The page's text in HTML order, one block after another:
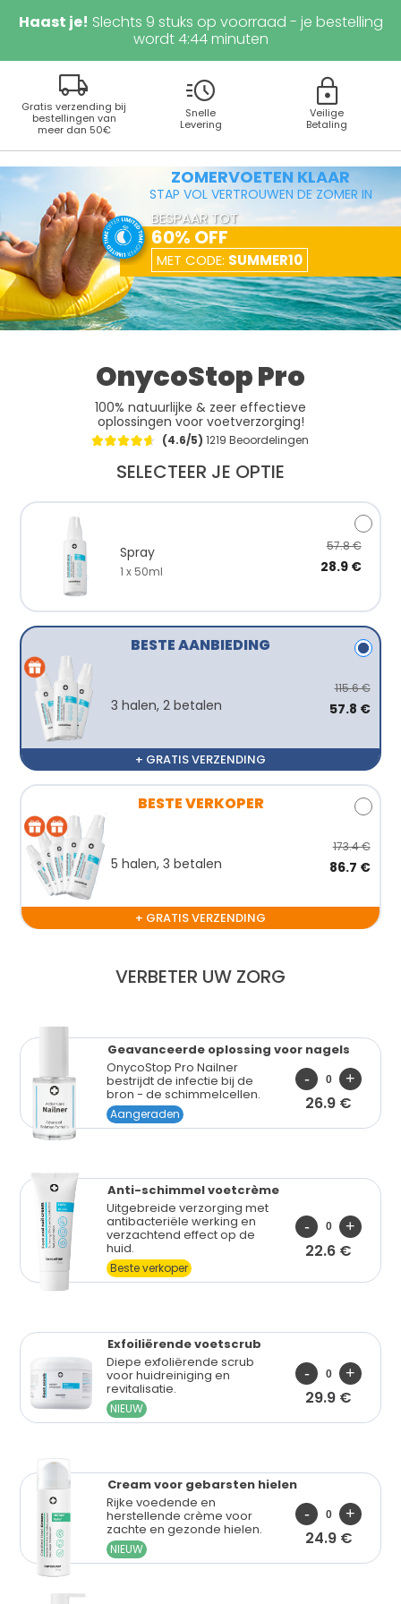
Haast je! Slechts 9 stuks op voorraad - je bestelling
wordt 4:44minuten
Gratis verzending bij
bestellingen van
meer dan 50€
local_shipping
Snelle
Levering
acute
Veilige
Betaling
lock
ZOMERVOETEN KLAAR
STAP VOL VERTROUWEN DE ZOMER IN
BESPAAR TOT
60% OFF
MET CODE: SUMMER10
OnycoStop Pro
100% natuurlijke & zeer effectieve
oplossingen voor voetverzorging!
(4.6/5) 1219 Beoordelingen
SELECTEER JE OPTIE
Spray
1 x 50ml
57.8 €
28.9 €
BESTE AANBIEDING
3 halen, 2 betalen
115.6 €
57.8 €
+ GRATIS VERZENDING
BESTE VERKOPER
5 halen, 3 betalen
173.4 €
86.7 €
+ GRATIS VERZENDING
VERBETER UW ZORG
Geavanceerde oplossing voor nagels
OnycoStop Pro Nailner
bestrijdt de infectie bij de
bron - de schimmelcellen.
Aangeraden
26.9 €
Anti-schimmelvoetcrème
Uitgebreide verzorging met
antibacteriële werking en
verzachtend effect op de
huid.
Beste verkoper
22.6 €
Exfoiliërendevoetscrub
Diepe exfoliërende scrub
voor huidreiniging en
revitalisatie.
NIEUW
29.9 €
Cream voor gebarsten hielen
Rijke voedende en
herstellende crème voor
zachte en gezonde hielen.
NIEUW
24.9 €